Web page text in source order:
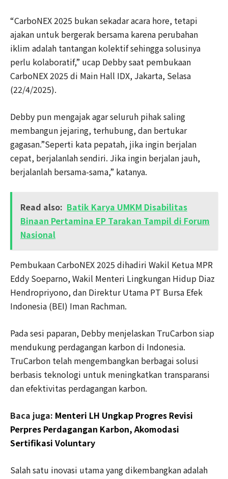
“CarboNEX 2025 bukan sekadar acara hore, tetapi
ajakan untuk bergerak bersama karena perubahan
iklim adalah tantangan kolektif sehingga solusinya
perlu kolaboratif,” ucap Debby saat pembukaan
CarboNEX 2025 di Main Hall IDX, Jakarta, Selasa
(22/4/2025).
Debby pun mengajak agar seluruh pihak saling
membangun jejaring, terhubung, dan bertukar
gagasan.”Seperti kata pepatah, jika ingin berjalan
cepat, berjalanlah sendiri. Jika ingin berjalan jauh,
berjalanlah bersama-sama,” katanya.
Read also: Batik Karya UMKM Disabilitas
Binaan Pertamina EP Tarakan Tampil di Forum
Nasional
Pembukaan CarboNEX 2025 dihadiri Wakil Ketua MPR
Eddy Soeparno, Wakil Menteri Lingkungan Hidup Diaz
Hendropriyono, dan Direktur Utama PT Bursa Efek
Indonesia (BEI) Iman Rachman.
Pada sesi paparan, Debby menjelaskan TruCarbon siap
mendukung perdagangan karbon di Indonesia.
TruCarbon telah mengembangkan berbagai solusi
berbasis teknologi untuk meningkatkan transparansi
dan efektivitas perdagangan karbon.
Baca juga: Menteri LH Ungkap Progres Revisi
Perpres Perdagangan Karbon, Akomodasi
Sertifikasi Voluntary
Salah satu inovasi utama yang dikembangkan adalah